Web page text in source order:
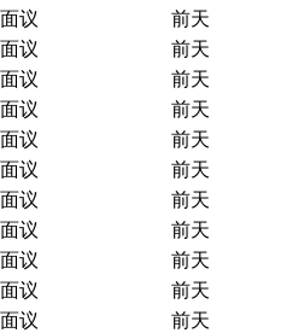
面议
前天
面议
前天
面议
前天
面议
前天
面议
前天
面议
前天
面议
前天
面议
前天
面议
前天
面议
前天
面议 前天